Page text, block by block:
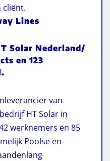
cliënt.
Lines
Solar Nederland/
en 123
van
HT Solar in
werknemers en 85
Poolse en